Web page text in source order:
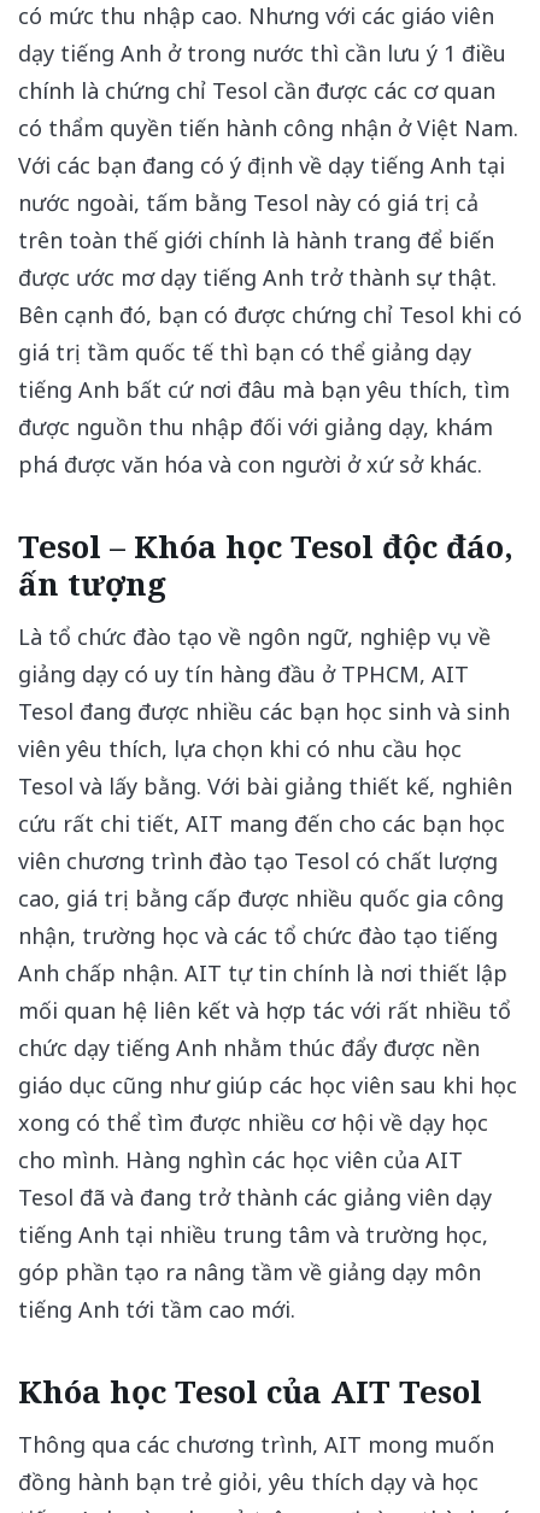
có mức thu nhập cao. Nhưng với các giáo viên
dạy tiếng Anh ở trong nước thì cần lưu ý 1 điều
chính là chứng chỉ Tesol cần được các cơ quan
có thẩm quyền tiến hành công nhận ở Việt Nam.
Với các bạn đang có ý định về dạy tiếng Anh tại
nước ngoài, tấm bằng Tesol này có giá trị cả
trên toàn thế giới chính là hành trang để biến
được ước mơ dạy tiếng Anh trở thành sự thật.
Bên cạnh đó, bạn có được chứng chỉ Tesol khi có
giá trị tầm quốc tế thì bạn có thể giảng dạy
tiếng Anh bất cứ nơi đâu mà bạn yêu thích, tìm
được nguồn thu nhập đối với giảng dạy, khám
phá được văn hóa và con người ở xứ sở khác.
Tesol – Khóa học Tesol độc đáo,
ấn tượng
Là tổ chức đào tạo về ngôn ngữ, nghiệp vụ về
giảng dạy có uy tín hàng đầu ở TPHCM, AIT
Tesol đang được nhiều các bạn học sinh và sinh
viên yêu thích, lựa chọn khi có nhu cầu học
Tesol và lấy bằng. Với bài giảng thiết kế, nghiên
cứu rất chi tiết, AIT mang đến cho các bạn học
viên chương trình đào tạo Tesol có chất lượng
cao, giá trị bằng cấp được nhiều quốc gia công
nhận, trường học và các tổ chức đào tạo tiếng
Anh chấp nhận. AIT tự tin chính là nơi thiết lập
mối quan hệ liên kết và hợp tác với rất nhiều tổ
chức dạy tiếng Anh nhằm thúc đẩy được nền
giáo dục cũng như giúp các học viên sau khi học
xong có thể tìm được nhiều cơ hội về dạy học
cho mình. Hàng nghìn các học viên của AIT
Tesol đã và đang trở thành các giảng viên dạy
tiếng Anh tại nhiều trung tâm và trường học,
góp phần tạo ra nâng tầm về giảng dạy môn
tiếng Anh tới tầm cao mới.
Khóa học Tesol của AIT Tesol
Thông qua các chương trình, AIT mong muốn
đồng hành bạn trẻ giỏi, yêu thích dạy và học